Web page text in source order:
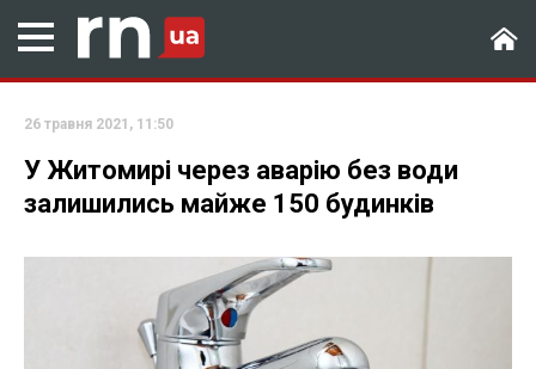
26 травня 2021, 11:50
У Житомирі через аварію без води
залишились майже 150 будинків